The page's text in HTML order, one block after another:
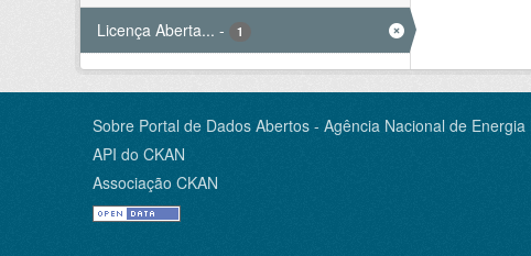
Licença Aberta... - 1
Sobre Portal de Dados Abertos - Agência Nacional de Energia
API do CKAN
Associação CKAN